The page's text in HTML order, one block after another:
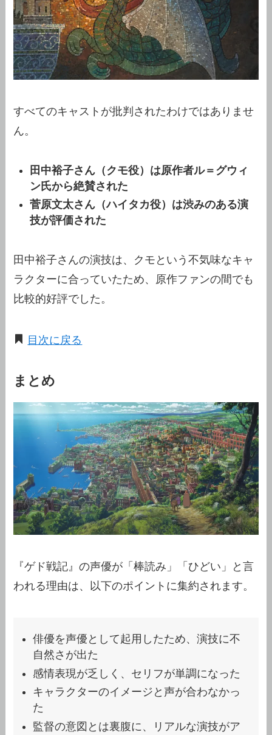
すべてのキャストが批判されたわけではありませ
ん。
田中裕子さん（クモ役）は原作者ル＝グウィ
ン氏から絶賛された
菅原文太さん（ハイタカ役）は渋みのある演
技が評価された
田中裕子さんの演技は、クモという不気味なキャ
ラクターに合っていたため、原作ファンの間でも
比較的好評でした。
目次に戻る
まとめ
『ゲド戦記』の声優が「棒読み」「ひどい」と言
われる理由は、以下のポイントに集約されます。
俳優を声優として起用したため、演技に不
自然さが出た
感情表現が乏しく、セリフが単調になった
キャラクターのイメージと声が合わなかっ
た
監督の意図とは裏腹に、リアルな演技がア